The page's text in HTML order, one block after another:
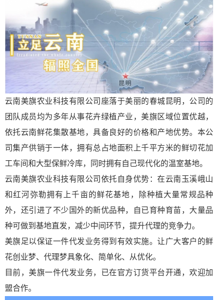
云南美旗农业科技有限公司座落于美丽的春城昆明，公司的
团队成员均为多年从事花卉绿植产业，美旗区域位置优越，
依托云南鲜花集散基地，具备良好的价格和产地优势。本公
司集产供销于一体，拥有总占地面积上千平方米的鲜切花加
工车间和大型保鲜冷库，同时拥有自己现代化的温室基地。
云南美旗农业科技有限公司依托自身优势：在云南玉溪峨山
和红河弥勒拥有上千亩的鲜花基地，除种植大量常规品种
外，还引进了不少国外的新优品种，自已育种育苗，大量品
种可做到基地直发，减少中间环节，提升代理的竞争力。
美旗足以保证一件代发业务得到有效实施。让广大客户的鲜
花创业梦、代理梦具象化、简单化、从优化。
目前，美旗一件代发业务，已在官方订货平台开通，欢迎加
盟合作。